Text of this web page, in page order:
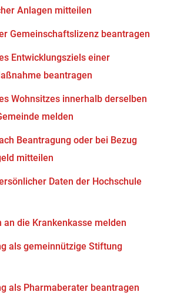
Anlagen mitteilen
Gemeinschaftslizenz beantragen
Entwicklungsziels einer
beantragen
Wohnsitzes innerhalb derselben
melden
Beantragung oder bei Bezug
mitteilen
Daten der Hochschule
an die Krankenkasse melden
als gemeinnützige Stiftung
als Pharmaberater beantragen